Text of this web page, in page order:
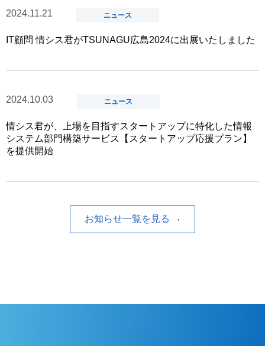
2024.11.21 ニュース
IT顧問 情シス君がTSUNAGU広島2024に出展いたしました
2024.10.03 ニュース
情シス君が、上場を目指すスタートアップに特化した情報
システム部門構築サービス【スタートアップ応援プラン】
を提供開始
お知らせ一覧を見る